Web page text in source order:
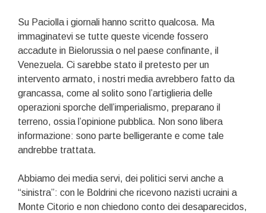
Su Paciolla i giornali hanno scritto qualcosa. Ma
immaginatevi se tutte queste vicende fossero
accadute in Bielorussia o nel paese confinante, il
Venezuela. Ci sarebbe stato il pretesto per un
intervento armato, i nostri media avrebbero fatto da
grancassa, come al solito sono l’artiglieria delle
operazioni sporche dell’imperialismo, preparano il
terreno, ossia l’opinione pubblica. Non sono libera
informazione: sono parte belligerante e come tale
andrebbe trattata.
Abbiamo dei media servi, dei politici servi anche a
“sinistra”: con le Boldrini che ricevono nazisti ucraini a
Monte Citorio e non chiedono conto dei desaparecidos,